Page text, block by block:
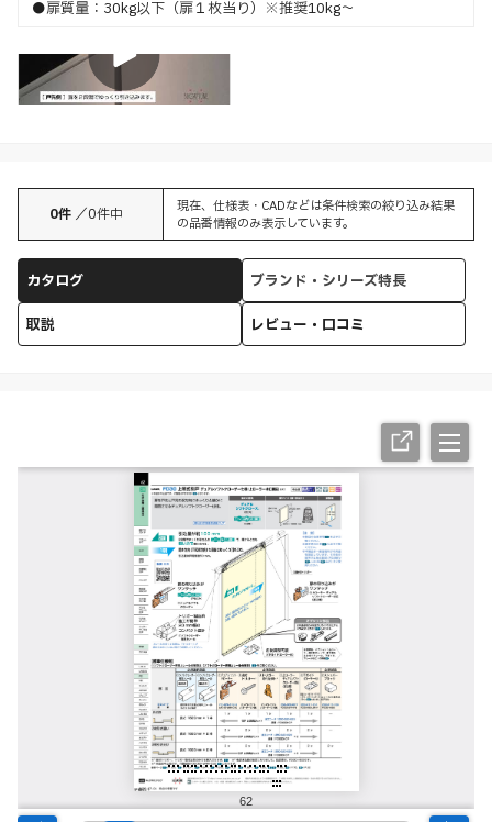
●扉質量：30kg以下（扉１枚当り）※推奨10kg～
特長
0件 ／0件中
現在、仕様表・CADなどは条件検索の絞り込み結果
の品番情報のみ表示しています。
カタログ
ブランド・シリーズ特長
取説
レビュー・口コミ